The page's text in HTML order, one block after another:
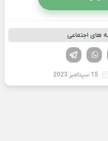
های اجتماعی
لینکدین
15 سپتامبر 2023